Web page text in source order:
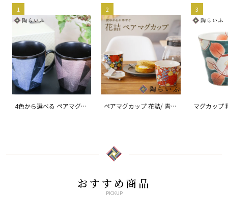
1
4色から選べる ペアマグカ
2
ペアマグカップ 花詰/ 青郊
3
マグカップ
おすすめ商品
PICKUP